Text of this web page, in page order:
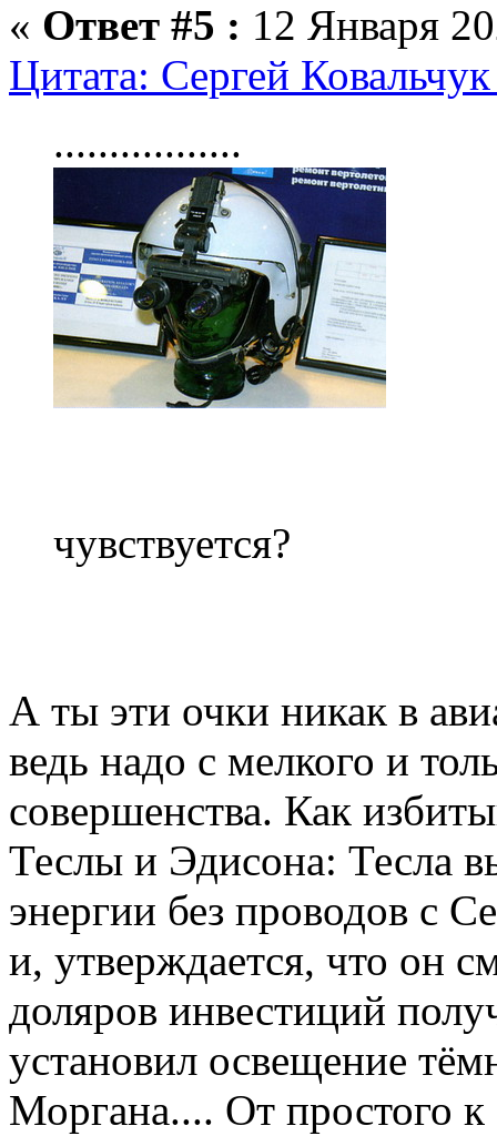
« Ответ #5 : 12 Января
Цитата: Сергей
.................
чувствуется?
А ты эти очки никак в
ведь надо с мелкого и
совершенства. Как
Теслы и Эдисона: Тесла
энергии без проводов с
и, утверждается, что он
доляров инвестиций
установил освещение
Моргана.... От простого